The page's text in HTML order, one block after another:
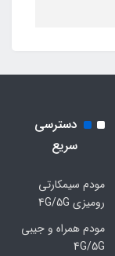
دسترسی
سریع
مودم سیمکارتی
رومیزی 4G/5G
مودم همراه و جیبی
4G/5G